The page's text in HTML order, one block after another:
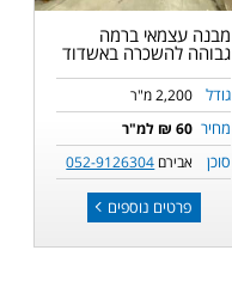
מבנה עצמאי ברמה
גבוהה להשכרה באשדוד
גודל 2,200 מ"ר
מחיר 60 ₪ למ"ר
סוכן אבירם 052-9126304
פרטים נוספים